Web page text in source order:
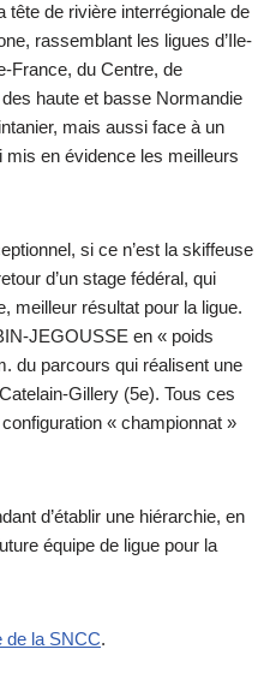
tête de rivière interrégionale de
rassemblant les ligues d’Ile-
France, du Centre, de
haute et basse Normandie
mais aussi face à un
en évidence les meilleurs
si ce n’est la skiffeuse
d’un stage fédéral, qui
meilleur résultat pour la ligue.
JEGOUSSE en « poids
du parcours qui réalisent une
Gillery (5e). Tous ces
« championnat »
d’établir une hiérarchie, en
équipe de ligue pour la
de la SNCC.